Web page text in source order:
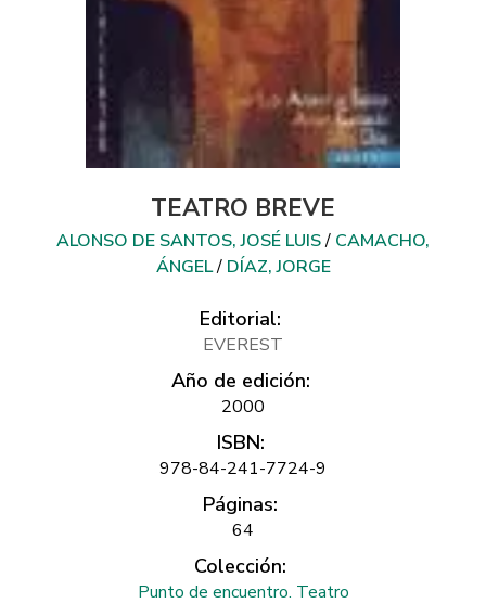
TEATRO BREVE
ALONSO DE SANTOS, JOSÉ LUIS/ CAMACHO,
ÁNGEL/ DÍAZ, JORGE
Editorial:
EVEREST
Año de edición:
2000
ISBN:
978-84-241-7724-9
Páginas:
64
Colección:
Punto de encuentro. Teatro